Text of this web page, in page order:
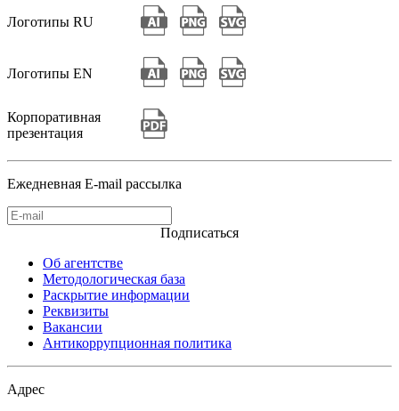
Логотипы RU
Логотипы EN
Корпоративная
презентация
Ежедневная E-mail рассылка
Подписаться
Об агентстве
Методологическая база
Раскрытие информации
Реквизиты
Вакансии
Антикоррупционная политика
Адрес